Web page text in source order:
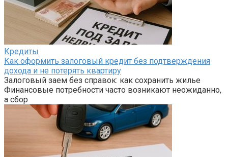
Кредиты
Как оформить залоговый кредит без подтверждения
дохода и не потерять квартиру
Залоговый заем без справок: как сохранить жилье
Финансовые потребности часто возникают неожиданно,
а сбор